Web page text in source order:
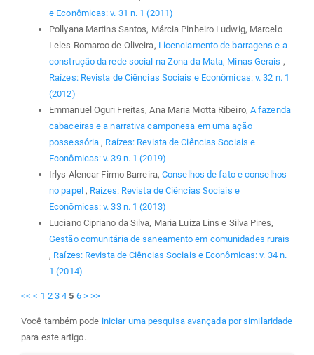
e Econômicas: v. 31 n. 1 (2011)
Pollyana Martins Santos, Márcia Pinheiro Ludwig, Marcelo
Leles Romarco de Oliveira, Licenciamento de barragens e a
construção da rede social na Zona da Mata, Minas Gerais ,
Raízes: Revista de Ciências Sociais e Econômicas: v. 32 n. 1
(2012)
Emmanuel Oguri Freitas, Ana Maria Motta Ribeiro, A fazenda
cabaceiras e a narrativa camponesa em uma ação
possessória, Raízes: Revista de Ciências Sociais e
Econômicas: v. 39 n. 1 (2019)
Irlys Alencar Firmo Barreira,Conselhos de fato e conselhos
no papel , Raízes: Revista de Ciências Sociais e
Econômicas: v. 33 n. 1 (2013)
Luciano Cipriano da Silva, Maria Luiza Lins e Silva Pires,
Gestão comunitária de saneamento em comunidades rurais
, Raízes: Revista de Ciências Sociais e Econômicas: v. 34 n.
1 (2014)
<< < 1 2 3 4 5 6 > >>
Você também pode iniciar uma pesquisa avançada por similaridade
para este artigo.